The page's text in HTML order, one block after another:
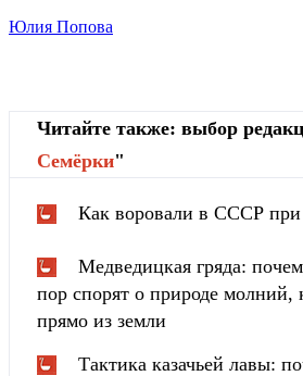
Юлия Попова
Читайте также: выбор
Cемёрки"
Как воровали в СССР
Медведицкая гряда:
пор спорят о природе молний,
прямо из земли
Тактика казачьей лавы: